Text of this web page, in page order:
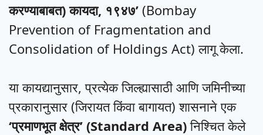
करण्याबाबत) कायदा, १९४७’ (Bombay
Prevention of Fragmentation and
Consolidation of Holdings Act) लागू केला.
या कायद्यानुसार, प्रत्येक जिल्ह्यासाठी आणि जमिनीच्या
प्रकारानुसार (जिरायत किंवा बागायत) शासनाने एक
‘प्रमाणभूत क्षेत्र’ (Standard Area)निश्चित केले